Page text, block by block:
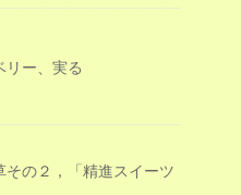
リー、実る
その２，「精進スイーツ